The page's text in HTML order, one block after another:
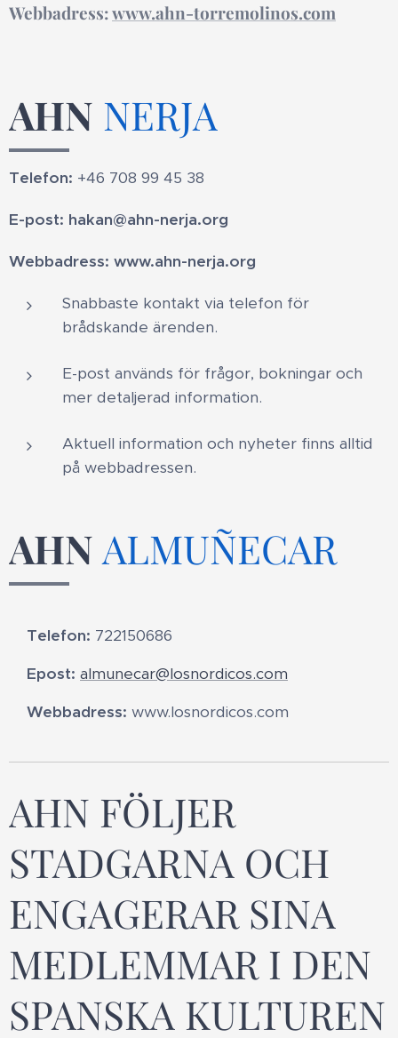
Webbadress:www.ahn-torremolinos.com
AHN NERJA
Telefon: +46 708 99 45 38
E-post: hakan@ahn-nerja.org
Webbadress: www.ahn-nerja.org
Snabbaste kontakt via telefon för
brådskande ärenden.
E-post används för frågor, bokningar och
mer detaljerad information.
Aktuell information och nyheter finns alltid
på webbadressen.
AHNALMUÑECAR
Telefon: 722150686
Epost: almunecar@losnordicos.com
Webbadress: www.losnordicos.com
AHN FÖLJER
STADGARNA OCH
ENGAGERAR SINA
MEDLEMMAR I DEN
SPANSKA KULTUREN